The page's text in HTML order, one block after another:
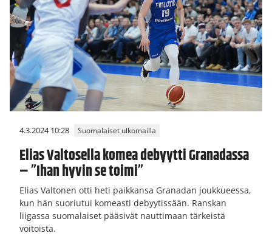
4.3.2024 10:28 Suomalaiset ulkomailla
Elias Valtosella komea debyytti Granadassa
– ”Ihan hyvin se toimi”
Elias Valtonen otti heti paikkansa Granadan joukkueessa,
kun hän suoriutui komeasti debyytissään. Ranskan
liigassa suomalaiset pääsivät nauttimaan tärkeistä
voitoista.